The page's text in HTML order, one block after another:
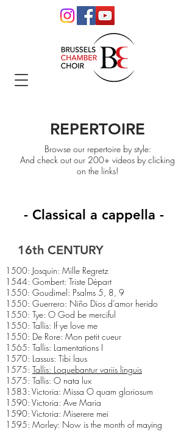
REPERTOIRE
Browse our repertoire by style:
And check out our 200+ videos by clicking
on the links!
- Classical a cappella -
16th CENTURY
1500: Josquin: Mille Regretz
1544: Gombert: Triste Départ
1550: Goudimel: Psalms 5, 8, 9
1550: Guerrero: Niño Dios d’amor herido
1550: Tye: O God be merciful
1550: Tallis: If ye love me
1550: De Rore: Mon petit cueur
1565: Tallis: Lamentations I
1570: Lassus: Tibi laus
1575: Tallis: Loquebantur variis linguis
1575: Tallis: O nata lux
1583: Victoria: Missa O quam gloriosum
1590: Victoria: Ave Maria
1590: Victoria: Miserere mei
1595: Morley: Now is the month of maying